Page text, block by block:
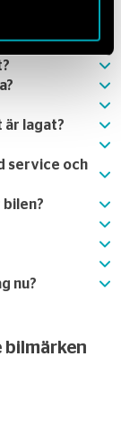
lagat?
service och
nu?